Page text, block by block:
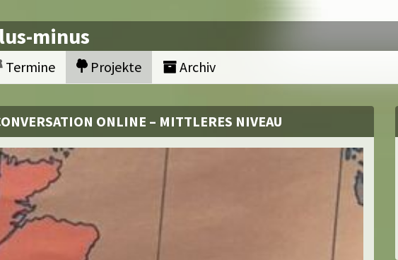
minus
Termine Projekte Archiv
ONLINE – MITTLERES NIVEAU